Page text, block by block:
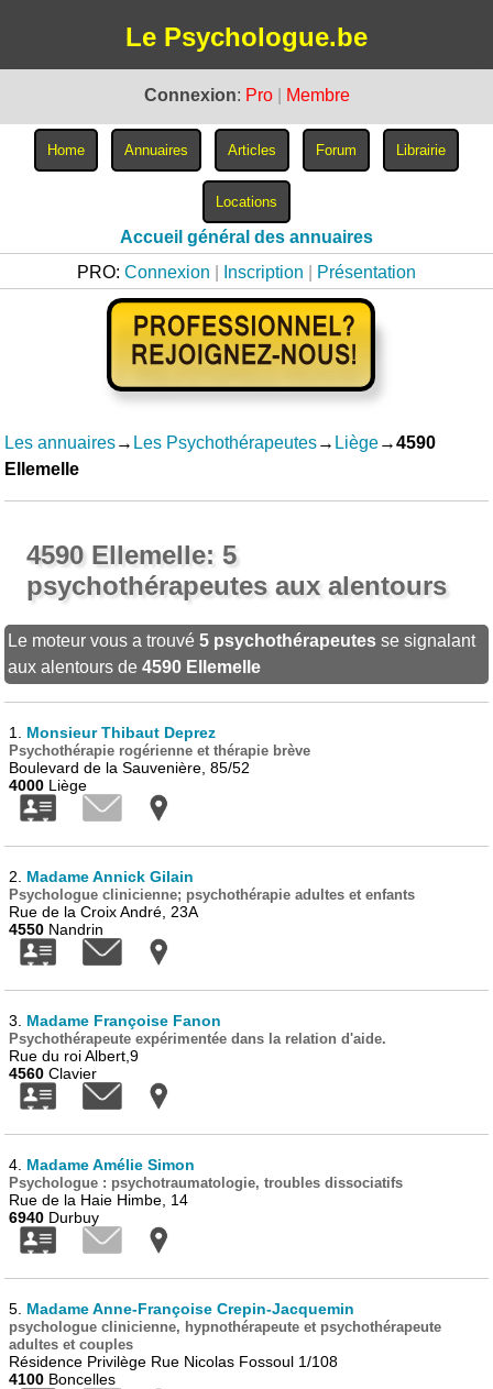
Le Psychologue.be
Connexion: Pro Membre
Accueil général des annuaires
PRO: Connexion Inscription Présentation
Les annuaires→ Les Psychothérapeutes→ Liège→4590
Ellemelle
4590 Ellemelle: 5
psychothérapeutes aux alentours
Le moteur vous a trouvé5 psychothérapeutes se signalant
aux alentours de4590 Ellemelle
1. Monsieur Thibaut Deprez
Psychothérapie rogérienne et thérapie brève
Boulevard de la Sauvenière, 85/52
4000 Liège
2. Madame Annick Gilain
Psychologue clinicienne; psychothérapie adultes et enfants
Rue de la Croix André, 23A
4550 Nandrin
3. Madame Françoise Fanon
Psychothérapeute expérimentée dans la relation d'aide.
Rue du roi Albert,9
4560 Clavier
4. Madame Amélie Simon
Psychologue : psychotraumatologie, troubles dissociatifs
Rue de la Haie Himbe, 14
6940 Durbuy
5. Madame Anne-Françoise Crepin-Jacquemin
psychologue clinicienne, hypnothérapeute et psychothérapeute
adultes et couples
Résidence Privilège Rue Nicolas Fossoul 1/108
4100 Boncelles